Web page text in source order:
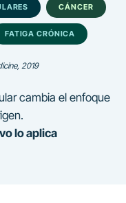
CÁNCER
FATIGA CRÓNICA
2019
cambia el enfoque
lo aplica